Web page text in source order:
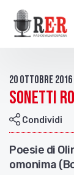
Salta al
20 Ottobre
Sonetti
Condividi
Poesie di
omonima